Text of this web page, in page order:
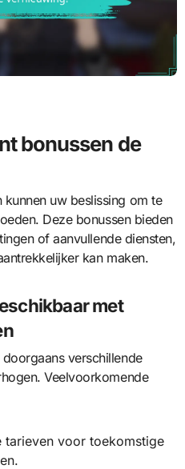
bonussen de
uw beslissing om te
Deze bonussen bieden
of aanvullende diensten,
kan maken.
met
verschillende
Veelvoorkomende
tarieven voor toekomstige